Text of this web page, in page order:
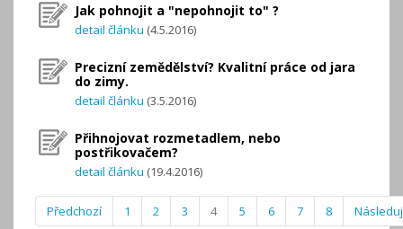
Jak pohnojit a "nepohnojit to" ?
detail článku (4.5.2016)
Precizní zemědělství? Kvalitní práce od jara
do zimy.
detail článku (3.5.2016)
Přihnojovat rozmetadlem, nebo
postřikovačem?
detail článku (19.4.2016)
Předchozí 1 2 3 4 5 6 7 8